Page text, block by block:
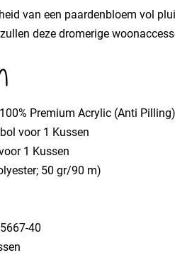
van een paardenbloem vol
deze dromerige
Premium Acrylic (Anti
voor 1 Kussen
1 Kussen
50 gr/90 m)
40